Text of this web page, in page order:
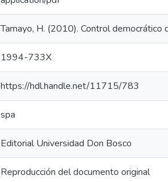
Tamayo, H. (2010). Control
1994-733X
https://hdl.handle.net/11715/783
spa
Editorial Universidad Don Bosco
Reproducción del documento original